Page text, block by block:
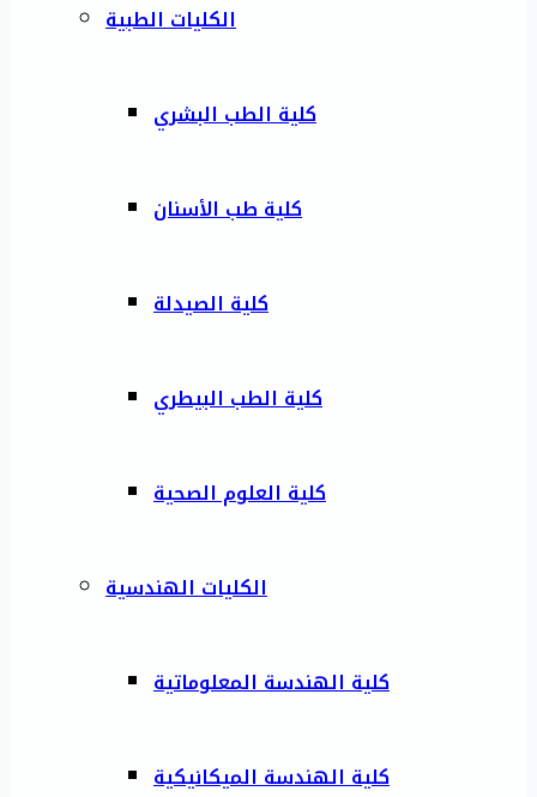
الكليات الطبية
كلية الطب البشري
كلية طب الأسنان
كلية الصيدلة
كلية الطب البيطري
كلية العلوم الصحية
الكليات الهندسية
كلية الهندسة المعلوماتية
كلية الهندسة الميكانيكية